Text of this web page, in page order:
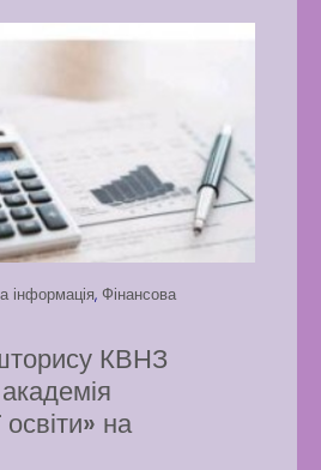
інформація, Фінансова
КВНЗ
на